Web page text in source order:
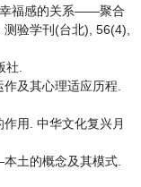
幸福感的关系——聚合
验学刊(台北), 56(4),
.
及其心理适应历程.
用. 中华文化复兴月
土的概念及其模式.